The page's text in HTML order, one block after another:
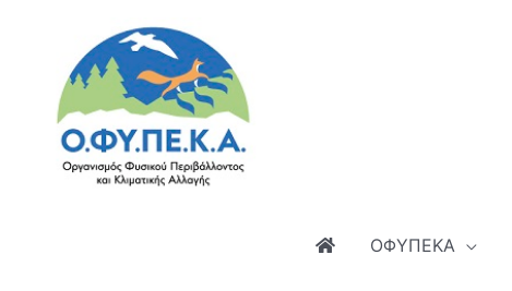
περιεχόμενο
ΟΦΥΠΕΚΑ